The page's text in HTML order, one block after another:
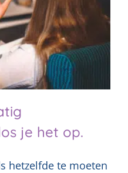
je het op.
hetzelfde te moeten